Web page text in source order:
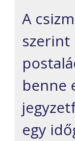
A
szerint
benne
egy